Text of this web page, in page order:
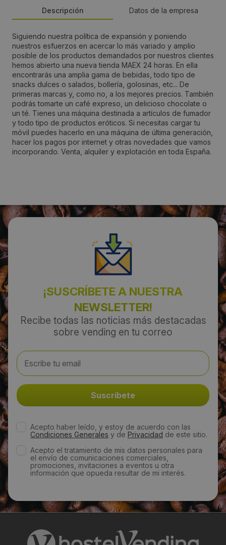
Descripción Datos de la empresa
Siguiendo nuestra política de expansión y poniendo
nuestros esfuerzos en acercar lo más variado y amplio
posible de los productos demandados por nuestros clientes
hemos abierto una nueva tienda MAEX 24 horas. En ella
encontrarás una amplia gama de bebidas, todo tipo de
snacks dulces o salados, bollería, golosinas, etc... De
primeras marcas y, como no, a los mejores precios. También
podrás tomarte un café expreso, un delicioso chocolate o
un té. Tienes una máquina destinada a artículos de fumador
y todo tipo de productos eróticos. Si necesitas cargar tu
móvil puedes hacerlo en una máquina de última generación,
hacer los pagos por internet y otras novedades que vamos
incorporando. Venta, alquiler y explotación en toda España.
Persona de contacto:
Victor Pereiro
Dirección:
Lugar de Oconde 29
Localidad:
Ordes
Teléfono:
670522916
Email:
info@maex24.es
Web:
http://www.maex24.es/maex24.es/index.html
Horario de contacto:
Comercial
2885
Fecha de publicación de producto:
¡SUSCRÍBETE A NUESTRA
NEWSLETTER!
Recibe todas las noticias más destacadas
sobre vending en tu correo
Acepto haber leído, y estoy de acuerdo con las
Condiciones Generales y de Privacidad de este sitio.
Acepto el tratamiento de mis datos personales para
el envío de comunicaciones comerciales,
promociones, invitaciones a eventos u otra
información que opueda resultar de mi interés.